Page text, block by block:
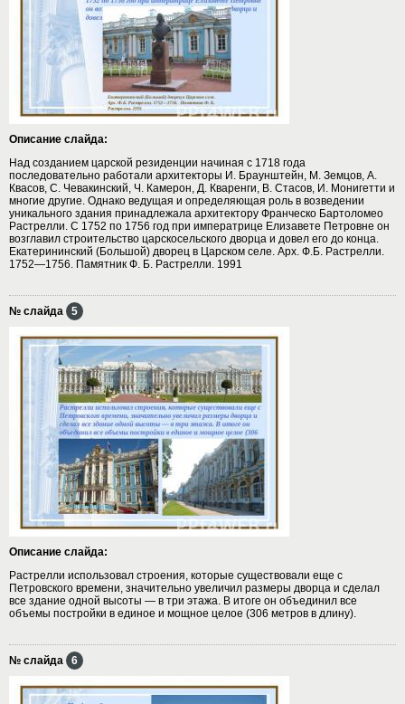
Описание слайда:
Над созданием царской резиденции начиная с 1718 года
последовательно работали архитекторы И. Браунштейн, М. Земцов, А.
Квасов, С. Чевакинский, Ч. Камерон, Д. Кваренги, В. Стасов, И. Монигетти и
многие другие. Однако ведущая и определяющая роль в возведении
уникального здания принадлежала архитектору Франческо Бартоломео
Растрелли. С 1752 по 1756 год при императрице Елизавете Петровне он
возглавил строительство царскосельского дворца и довел его до конца.
Екатерининский (Большой) дворец в Царском селе. Арх. Ф.Б. Растрелли.
1752—1756. Памятник Ф. Б. Растрелли. 1991
№ слайда 5
Описание слайда:
Растрелли использовал строения, которые существовали еще с
Петровского времени, значительно увеличил размеры дворца и сделал
все здание одной высоты — в три этажа. В итоге он объединил все
объемы постройки в единое и мощное целое (306 метров в длину).
№ слайда 6